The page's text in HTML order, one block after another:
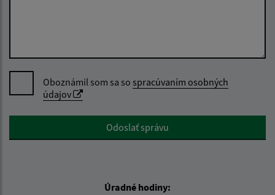
Oboznámil som sa so spracúvaním osobných
údajov
Google reCaptcha ResponseOdoslať správu
Úradné hodiny: